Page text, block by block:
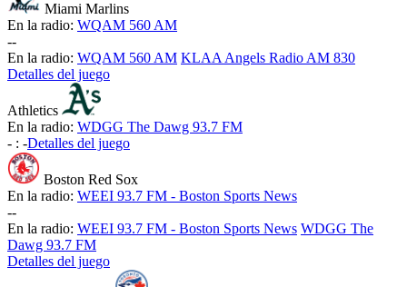
Miami Marlins
En la radio: WQAM 560 AM
--
En la radio: WQAM 560 AM KLAA Angels Radio AM 830
Detalles del juego
Athletics
En la radio: WDGG The Dawg 93.7 FM
- : -Detalles del juego
Boston Red Sox
En la radio: WEEI 93.7 FM - Boston Sports News
--
En la radio: WEEI 93.7 FM - Boston Sports News WDGG The
Dawg 93.7 FM
Detalles del juego